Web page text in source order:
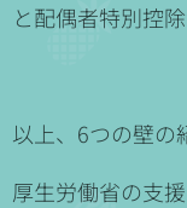
と配偶者特別控
以上、6つの壁の
厚生労働省の支